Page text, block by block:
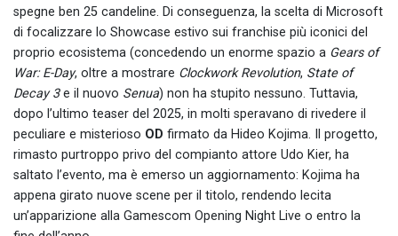
spegne ben 25 candeline. Di conseguenza, la scelta di Microsoft
di focalizzare lo Showcase estivo sui franchise più iconici del
proprio ecosistema (concedendo un enorme spazio a Gears of
War: E-Day, oltre a mostrare Clockwork Revolution, State of
Decay 3e il nuovo Senua) non ha stupito nessuno. Tuttavia,
dopo l’ultimo teaser del 2025, in molti speravano di rivedere il
peculiare e misterioso OD firmato da Hideo Kojima. Il progetto,
rimasto purtroppo privo del compianto attore Udo Kier, ha
saltato l’evento, ma è emerso un aggiornamento: Kojima ha
appena girato nuove scene per il titolo, rendendo lecita
un’apparizione alla Gamescom Opening Night Live o entro la